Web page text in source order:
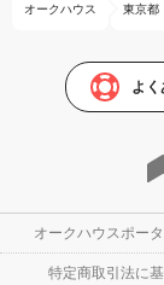
オークハウス 東京都
よ
オークハウスポー
特定商取引法に